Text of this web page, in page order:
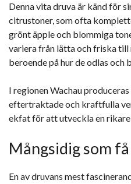
Denna vita druva är känd för
citrustoner, som ofta
grönt äpple och blommiga
variera från lätta och friska
beroende på hur de odlas och
I regionen Wachau
eftertraktade och kraftfulla
ekfat för att utveckla en
Mångsidig som få
En av druvans mest